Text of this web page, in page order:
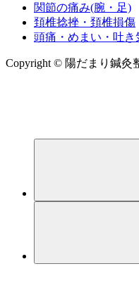
関節の痛み(腕・足)
頚椎捻挫・頚椎損傷
頭痛・めまい・吐き
Copyright © 陽だまり鍼灸